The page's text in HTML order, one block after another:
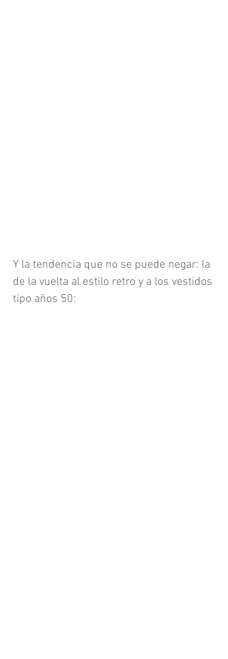
Y la tendencia que no se puede negar: la
de la vuelta al estilo retro y a los vestidos
tipo años 50: